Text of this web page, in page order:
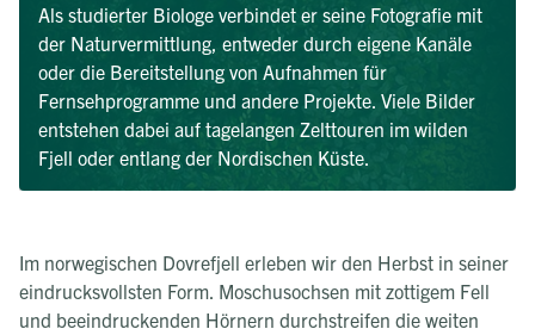
Als studierter Biologe verbindet er seine Fotografie mit
der Naturvermittlung, entweder durch eigene Kanäle
oder die Bereitstellung von Aufnahmen für
Fernsehprogramme und andere Projekte. Viele Bilder
entstehen dabei auf tagelangen Zelttouren im wilden
Fjell oder entlang der Nordischen Küste.
Im norwegischen Dovrefjell erleben wir den Herbst in seiner
eindrucksvollsten Form. Moschusochsen mit zottigem Fell
und beeindruckenden Hörnern durchstreifen die weiten